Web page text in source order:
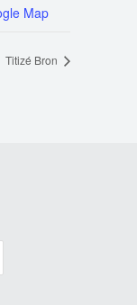
Map
Titizé Bron